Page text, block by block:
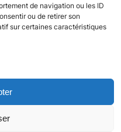
de navigation ou les ID
ou de retirer son
sur certaines caractéristiques
activités en Dordogne
Nos valeurs
Mentions légales